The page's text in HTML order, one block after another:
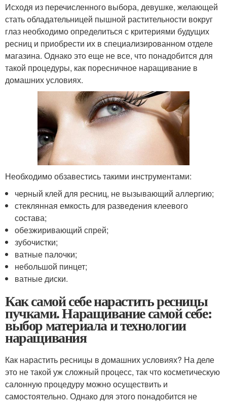
Исходя из перечисленного выбора, девушке, желающей
стать обладательницей пышной растительности вокруг
глаз необходимо определиться с критериями будущих
ресниц и приобрести их в специализированном отделе
магазина. Однако это еще не все, что понадобится для
такой процедуры, как поресничное наращивание в
домашних условиях.
Необходимо обзавестись такими инструментами:
черный клей для ресниц, не вызывающий аллергию;
стеклянная емкость для разведения клеевого
состава;
обезжиривающий спрей;
зубочистки;
ватные палочки;
небольшой пинцет;
ватные диски.
Как самой себе нарастить ресницы
пучками. Наращивание самой себе:
выбор материала и технологии
наращивания
Как нарастить ресницы в домашних условиях? На деле
это не такой уж сложный процесс, так что косметическую
салонную процедуру можно осуществить и
самостоятельно. Однако для этого понадобится не